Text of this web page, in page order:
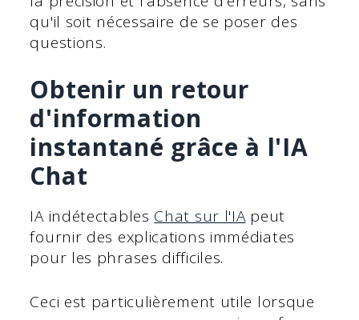
qu'il soit nécessaire de se poser des
questions.
Obtenir un retour
d'information
instantané grâce à l'IA
Chat
IA indétectables Chat sur l'IApeut
fournir des explications immédiates
pour les phrases difficiles.
Ceci est particulièrement utile lorsque